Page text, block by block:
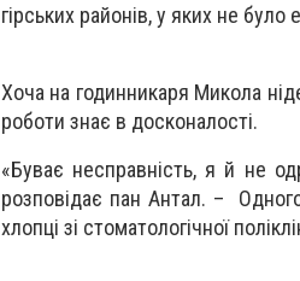
гірських районів, у яких не було
Хоча на годинникаря Микола
роботи знає в досконалості.
«Буває несправність, я й не
розповідає пан Антал. –
хлопці зі стоматологічної